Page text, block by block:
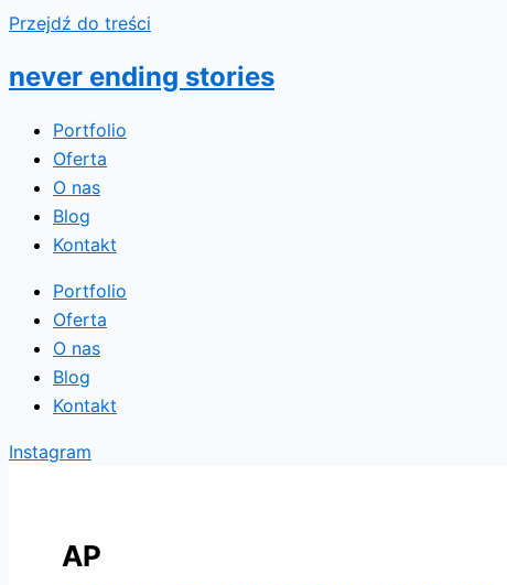
Przejdź do treści
never ending stories
Portfolio
Oferta
O nas
Blog
Kontakt
Portfolio
Oferta
O nas
Blog
Kontakt
Instagram
AP